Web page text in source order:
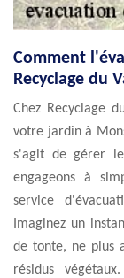
Comment
Recyclage du
Chez Recyclage
votre jardin à
s'agit de gérer
engageons à
service
Imaginez un
de tonte, ne plus
résidus